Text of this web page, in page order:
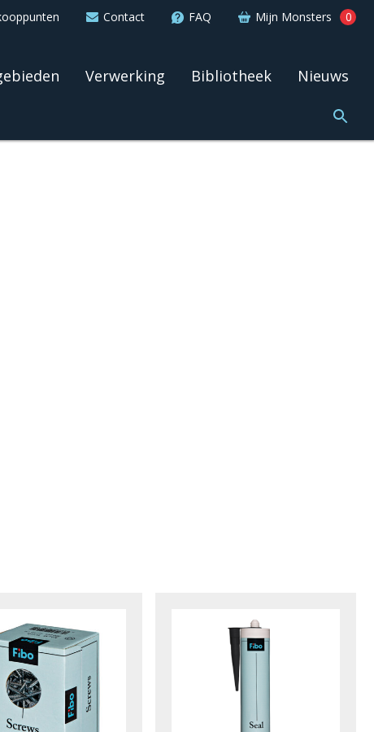
Contact FAQ Mijn Monsters 0
Verwerking Bibliotheek Nieuws